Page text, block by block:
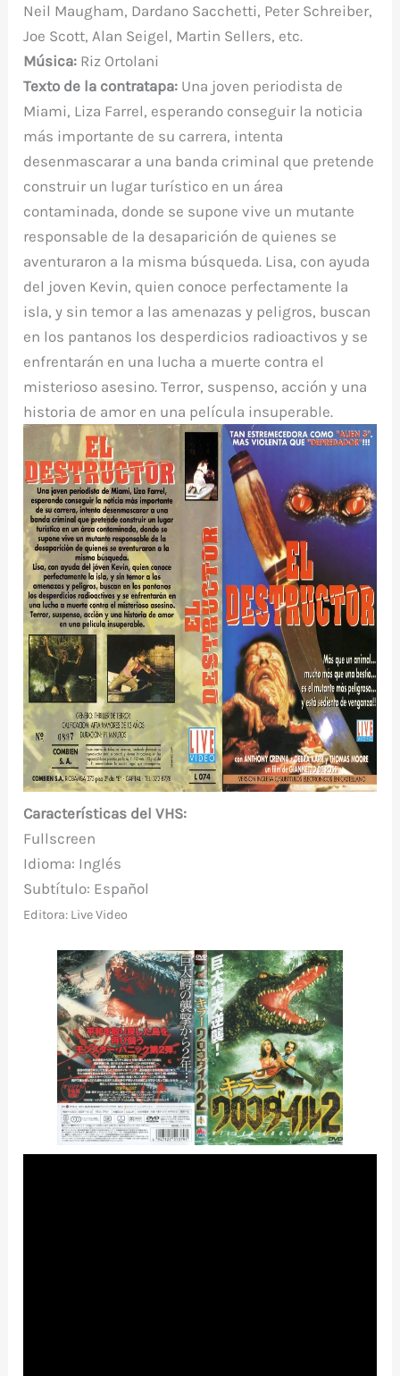
Neil Maugham, Dardano Sacchetti, Peter Schreiber,
Joe Scott, Alan Seigel, Martin Sellers, etc.
Música: Riz Ortolani
Texto de la contratapa: Una joven periodista de
Miami, Liza Farrel, esperando conseguir la noticia
más importante de su carrera, intenta
desenmascarar a una banda criminal que pretende
construir un lugar turístico en un área
contaminada, donde se supone vive un mutante
responsable de la desaparición de quienes se
aventuraron a la misma búsqueda. Lisa, con ayuda
del joven Kevin, quien conoce perfectamente la
isla, y sin temor a las amenazas y peligros, buscan
en los pantanos los desperdicios radioactivos y se
enfrentarán en una lucha a muerte contra el
misterioso asesino. Terror, suspenso, acción y una
historia de amor en una película insuperable.
Características del VHS:
Fullscreen
Idioma: Inglés
Subtítulo: Español
Editora: Live Video